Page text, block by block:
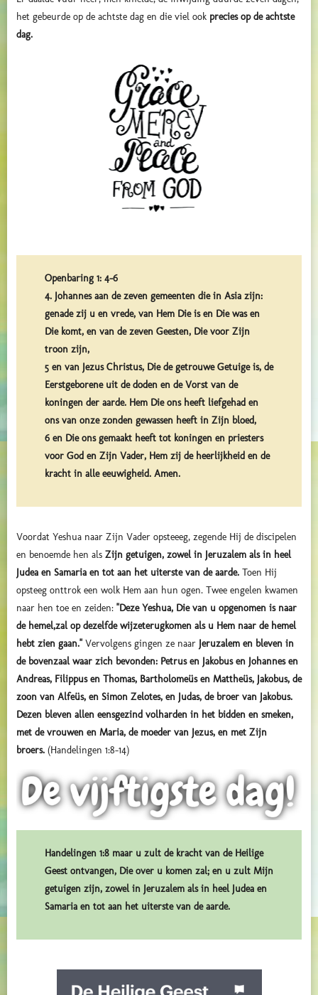
het gebeurde op de achtste dag en die viel ook precies op de achtste
dag.
Openbaring 1: 4-6
4. Johannes aan de zeven gemeenten die in Asia zijn:
genade zij u en vrede, van Hem Die is en Die was en
Die komt, en van de zeven Geesten, Die voor Zijn
troon zijn,
5 en van Jezus Christus, Die de getrouwe Getuige is, de
Eerstgeborene uit de doden en de Vorst van de
koningen der aarde. Hem Die ons heeft liefgehad en
ons van onze zonden gewassen heeft in Zijn bloed,
6 en Die ons gemaakt heeft tot koningen en priesters
voor God en Zijn Vader, Hem zij de heerlijkheid en de
kracht in alle eeuwigheid. Amen.
Voordat Yeshua naar Zijn Vader opsteeeg, zegende Hij de discipelen
en benoemde hen als Zijn getuigen, zowel in Jeruzalem als in heel
Judea en Samaria en tot aan het uiterste van de aarde. Toen Hij
opsteeg onttrok een wolk Hem aan hun ogen. Twee engelen kwamen
naar hen toe en zeiden: "Deze Yeshua, Die van u opgenomen is naar
de hemel,zal op dezelfde wijzeterugkomen als u Hem naar de hemel
hebt zien gaan." Vervolgens gingen ze naar Jeruzalem en bleven in
de bovenzaal waar zich bevonden: Petrus en Jakobus en Johannes en
Andreas, Filippus en Thomas, Bartholomeüs en Mattheüs, Jakobus, de
zoon van Alfeüs, en Simon Zelotes, en Judas, de broer van Jakobus.
Dezen bleven allen eensgezind volharden in het bidden en smeken,
met de vrouwen en Maria, de moeder van Jezus, en met Zijn
broers. (Handelingen 1:8-14)
Handelingen 1:8 maar u zult de kracht van de Heilige
Geest ontvangen, Die over u komen zal; en u zult Mijn
getuigen zijn, zowel in Jeruzalem als in heel Judea en
Samaria en tot aan het uiterste van de aarde.